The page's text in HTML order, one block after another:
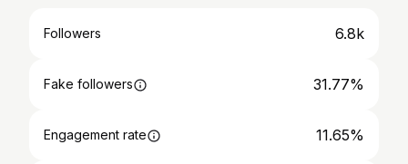
Followers 6.8k
Fake followers 31.77%
Engagement rate 11.65%